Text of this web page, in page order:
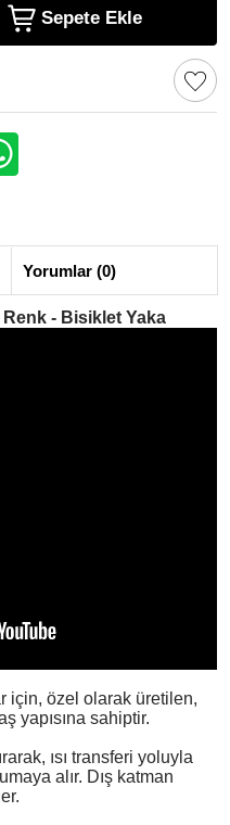
Sepete Ekle
Yorumlar (0)
- Bisiklet Yaka
için, özel olarak üretilen,
yapısına sahiptir.
ısı transferi yoluyla
alır. Dış katman